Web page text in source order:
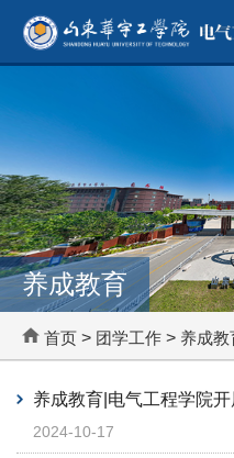
养成教育
首页 > 团学工作 > 养成教
养成教育|电气工程学院开
2024-10-17